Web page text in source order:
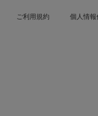
ご利用規約 個人情